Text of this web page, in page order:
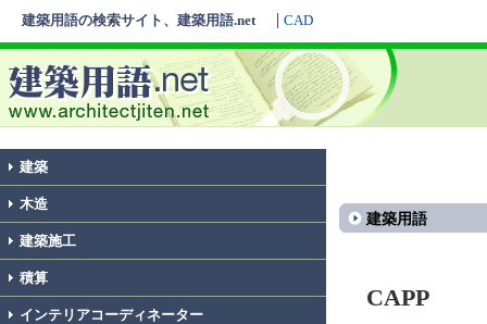
建築用語の検索サイト、建築用語.net CAD
建築
木造
建築施工
積算
インテリアコーディネーター
建築用語
CAPP